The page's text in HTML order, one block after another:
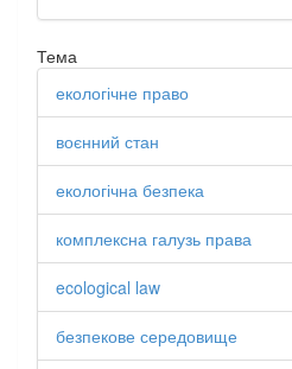
Тема
екологічне право
воєнний стан
екологічна безпека
комплексна галузь права
ecological law
безпекове середовище